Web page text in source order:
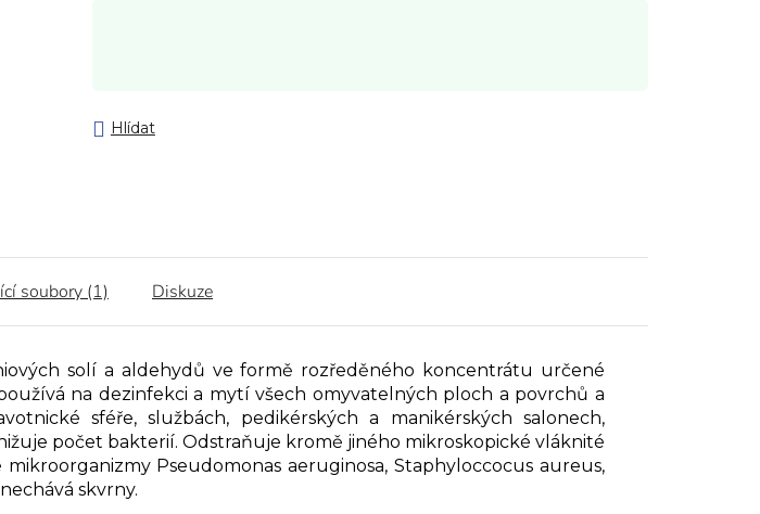
Hlídat
soubory (1) Diskuze
solí a aldehydů ve formě rozředěného koncentrátu určené
na dezinfekci a mytí všech omyvatelných ploch a povrchů a
sféře, službách, pedikérských a manikérských salonech,
počet bakterií. Odstraňuje kromě jiného mikroskopické vláknité
Pseudomonas aeruginosa, Staphyloccocus aureus,
skvrny.